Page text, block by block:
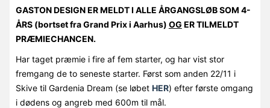
GASTON DESIGN ER MELDT I ALLE ÅRGANGSLØB SOM 4-
ÅRS (bortset fra Grand Prix i Aarhus) OG ER TILMELDT
PRÆMIECHANCEN.
Har taget præmie i fire af fem starter, og har vist stor
fremgang de to seneste starter. Først som anden 22/11 i
Skive til Gardenia Dream (se løbet HER) efter første omgang
i dødens og angreb med 600m til mål.